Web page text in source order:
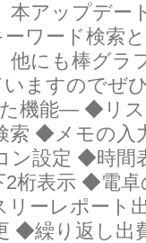
本アップデー
ワード検索
他にも棒グラ
ますのでぜ
機能― ◆リ
索 ◆メモの入
ン設定 ◆時間
2桁表示 ◆電
ーレポート
◆繰り返し出